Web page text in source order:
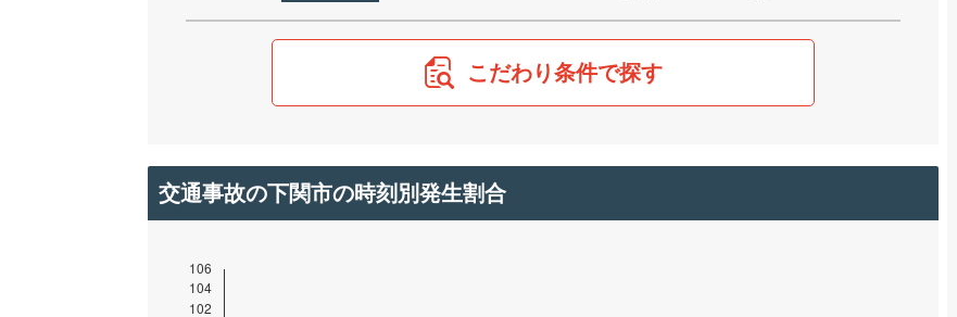
こだわり条件で探す
交通事故の下関市の時刻別発生割合